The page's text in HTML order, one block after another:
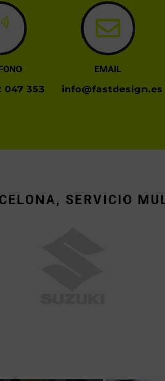
047 353
EMAIL
info@fastdesign.es
SERVICIO